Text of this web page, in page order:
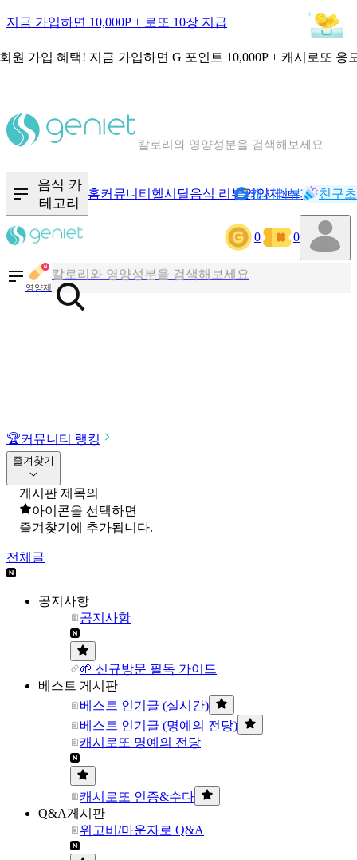
지금 가입하면 10,000P + 로또 10장 지급
원 가입 혜택! 지금 가입하면 G 포인트 10,000P + 캐시로또 응
혈당 · 다이어트 음식 검색해보세요
음식 카
테고리
홈커뮤니티 헬시딜음식 리뷰영양제NEW기록
캐시리뷰 친구
0 0
영양제
칼로리와 영양성분을 검색해보세요
혈당 · 다이어트 음식 검색해보세요
음식 · 영양제 리뷰를 찾아보세요
🏆커뮤니티 랭킹
즐겨찾기
게시판 제목의
아이콘을 선택하면
즐겨찾기에 추가됩니다.
전체글
공지사항
공지사항
🌱 신규방문 필독 가이드
베스트 게시판
베스트 인기글 (실시간)
베스트 인기글 (명예의 전당)
캐시로또 명예의 전당
캐시로또 인증&수다
Q&A게시판
위고비/마운자로 Q&A